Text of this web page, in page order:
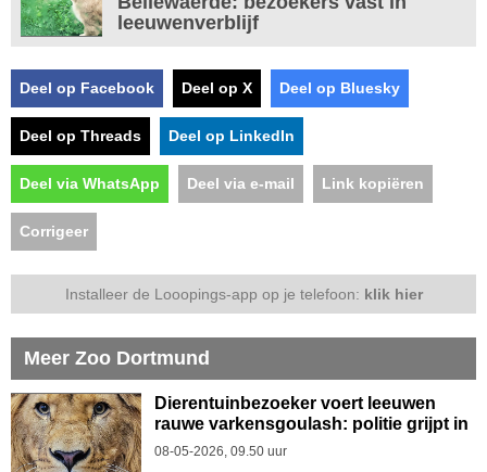
leeuwenverblijf
Deel op Facebook Deel op X Deel op Bluesky
Deel op Threads Deel op LinkedIn
Deel via WhatsApp Deel via e-mail Link kopiëren
Corrigeer
Installeer de Looopings-app op je telefoon: klik hier
Meer Zoo Dortmund
Dierentuinbezoeker voert leeuwen
rauwe varkensgoulash: politie grijpt in
08-05-2026, 09.50 uur